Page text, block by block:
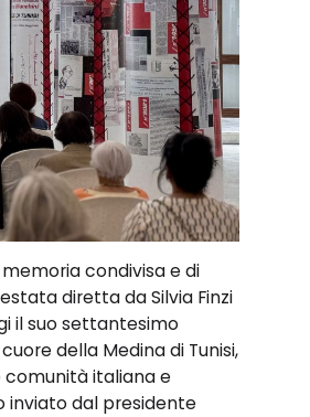
memoria condivisa e di
diretta da Silvia Finzi
il suo settantesimo
della Medina di Tunisi,
comunità italiana e
inviato dal presidente